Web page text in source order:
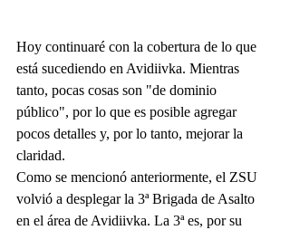
Hoy continuaré con la cobertura de lo que
está sucediendo en Avidiivka. Mientras
tanto, pocas cosas son "de dominio
público", por lo que es posible agregar
pocos detalles y, por lo tanto, mejorar la
claridad.
Como se mencionó anteriormente, el ZSU
volvió a desplegar la 3ª Brigada de Asalto
en el área de Avidiivka. La 3ª es, por su